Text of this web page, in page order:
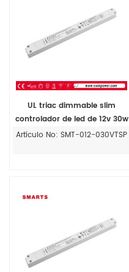
UL triac dimmable slim
controlador de led de 12v 30w
Artículo No: SMT-012-030VTSP